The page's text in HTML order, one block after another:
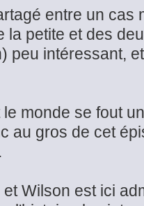
entre un cas
la petite et des
peu intéressant,
monde se fout
au gros de cet
Wilson est ici